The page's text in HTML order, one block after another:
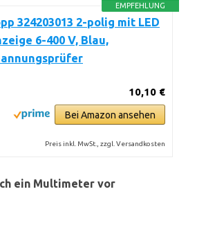
EMPFEHLUNG
324203013 2-polig mit LED
6-400 V, Blau,
10,10 €
Bei Amazon ansehen
Preis inkl. MwSt., zzgl. Versandkosten
ein Multimeter vor